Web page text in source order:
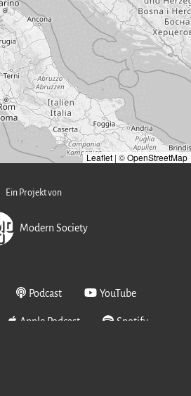
Leaflet | ©OpenStreetMap
Ein Projekt von
Modern Society
Podcast YouTube
Apple Podcast Spotify